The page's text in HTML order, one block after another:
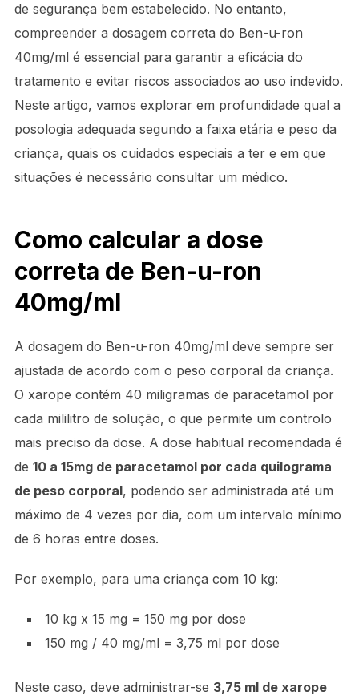
de segurança bem estabelecido. No entanto,
compreender a dosagem correta do Ben-u-ron
40mg/ml é essencial para garantir a eficácia do
tratamento e evitar riscos associados ao uso indevido.
Neste artigo, vamos explorar em profundidade qual a
posologia adequada segundo a faixa etária e peso da
criança, quais os cuidados especiais a ter e em que
situações é necessário consultar um médico.
Como calcular a dose
correta de Ben-u-ron
40mg/ml
A dosagem do Ben-u-ron 40mg/ml deve sempre ser
ajustada de acordo com o peso corporal da criança.
O xarope contém 40 miligramas de paracetamol por
cada mililitro de solução, o que permite um controlo
mais preciso da dose. A dose habitual recomendada é
de 10 a 15mg de paracetamol por cada quilograma
de peso corporal, podendo ser administrada até um
máximo de 4 vezes por dia, com um intervalo mínimo
de 6 horas entre doses.
Por exemplo, para uma criança com 10 kg:
10 kg x 15 mg = 150 mg por dose
150 mg / 40 mg/ml = 3,75 ml por dose
Neste caso, deve administrar-se 3,75 ml de xarope